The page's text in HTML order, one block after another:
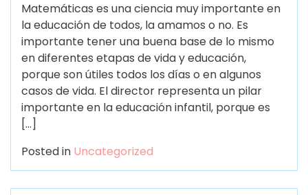
Matemáticas es una ciencia muy importante en
la educación de todos, la amamos o no. Es
importante tener una buena base de lo mismo
en diferentes etapas de vida y educación,
porque son útiles todos los días o en algunos
casos de vida. El director representa un pilar
importante en la educación infantil, porque es
[…]
Posted in Uncategorized